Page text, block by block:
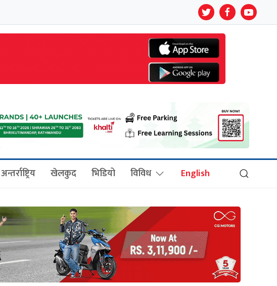
अन्तर्राष्ट्रिय खेलकुद भिडियो विविध English